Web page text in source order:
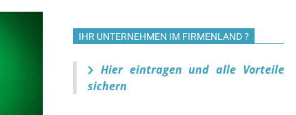
IHR UNTERNEHMEN IM FIRMENLAND ?
Hier eintragen und alle Vorteile
sichern